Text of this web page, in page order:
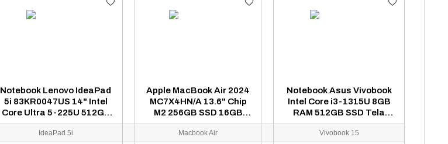
Notebook Lenovo IdeaPad
5i 83KR0047US 14" Intel
Core Ultra 5-225U 512GB
SSD 8GB RAM - Cinza
Apple MacBook Air 2024
MC7X4HN/A 13.6" Chip
M2 256GB SSD 16GB
RAM - Meia Noite
Notebook Asus Vivobook
Intel Core i3-1315U 8GB
RAM 512GB SSD Tela
15.6" Full HD Windows 11
Espanhol Azul - X1504VA-
IdeaPad 5i Macbook Air Vivobook 15